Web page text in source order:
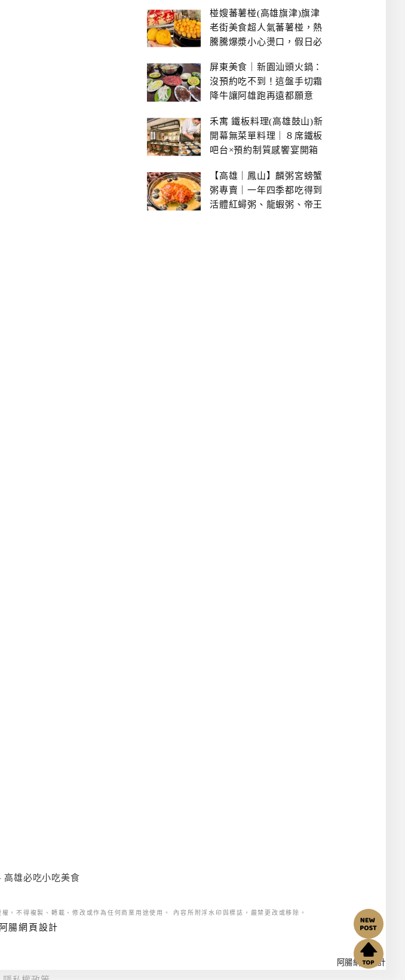
椪嫂蕃薯椪(高雄旗津)旗津
老街美食超人氣蕃薯椪，熱
騰騰爆漿小心燙口，假日必
屏東美食｜新園汕頭火鍋：
沒預約吃不到！這盤手切霜
降牛讓阿雄跑再遠都願意
禾寓 鐵板料理(高雄鼓山)新
開幕無菜單料理｜８席鐵板
吧台×預約制質感饗宴開箱
【高雄｜鳳山】麟粥宮螃蟹
粥專賣｜一年四季都吃得到
活體紅蟳粥、龍蝦粥、帝王
不得複製、轉載、修改或作為任何商業用途使用。 內容所附浮水印與標誌，嚴禁更改或移除。
阿腸網頁設計
阿腸網頁設計